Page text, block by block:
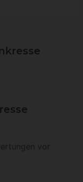
vor